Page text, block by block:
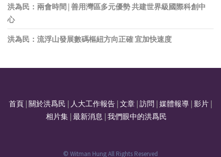
洪為民：兩會時間 | 善用灣區多元優勢 共建世界級國際科創中
心
洪為民：流浮山發展數碼樞紐方向正確 宜加快速度
首頁 關於洪爲民 人大工作報告 文章 訪問 媒體報導 影片
相片集| 最新消息 我們眼中的洪爲民
© Witman Hung All Rights Reserved